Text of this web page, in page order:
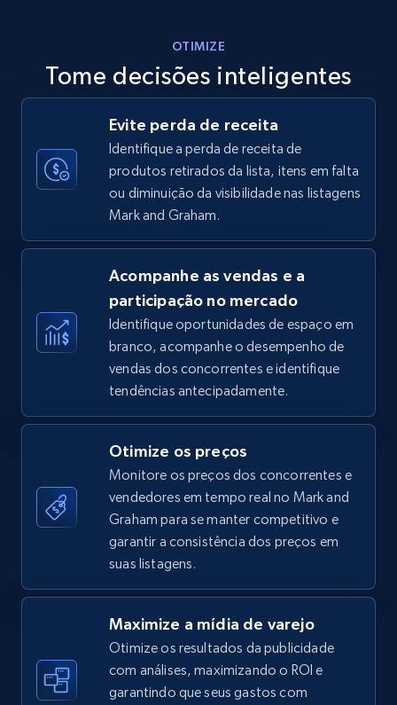
using sku numbers
URL, Final price, Sku, Currency, Gtin,
Specifications, Image urls, Top reviews, and
5.6K+ 876+ Comece agora
TikTok Shop
URL, Title, Available, Description, Currency, Initial
price, Final price, Discount percent, and more.
5.4K+ 668+ Comece agora
TikTok Shop - category
URL, Title, Available, Description, Currency, Initial
price, Final price, Discount percent, and more.
TikTok Shop - Collect TikTok shop products
OTIMIZE
Tome decisões inteligentes
Evite perda de receita
Identifique a perda de receita de
produtos retirados da lista, itens em falta
ou diminuição da visibilidade nas listagens
Mark and Graham.
Acompanhe as vendas e a
participação no mercado
Identifique oportunidades de espaço em
branco, acompanhe o desempenho de
vendas dos concorrentes e identifique
tendências antecipadamente.
Otimize os preços
Monitore os preços dos concorrentes e
vendedores em tempo real no Mark and
Graham para se manter competitivo e
garantir a consistência dos preços em
suas listagens.
Maximize a mídia de varejo
Otimize os resultados da publicidade
com análises, maximizando o ROI e
garantindo que seus gastos com